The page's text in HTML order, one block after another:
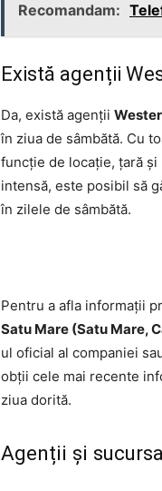
Recomandam:
Există agenții
Da, există agenții
în ziua de sâmbătă. Cu
funcție de locație, țară
intensă, este posibil să
în zilele de sâmbătă.
Pentru a afla informații
Satu Mare (Satu Mare,
ul oficial al companiei
obții cele mai recente
ziua dorită.
Agenții și